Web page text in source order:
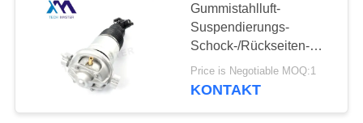
TOUR
QUALITÄTSKONTROLLE
Gummistahlluft-
Suspendierungs-
Schock-/Rückseiten-
Luft-Spreize für Audi Q7
VW Porsche
Price is Negotiable MOQ:1
KONTAKT